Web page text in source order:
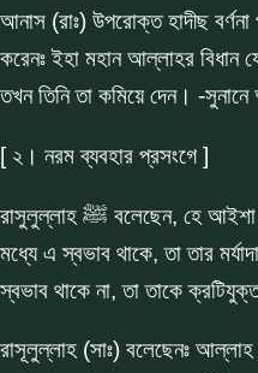
আনাস (রাঃ) উপরোক্ত হাদীছ
করেনঃ ইহা মহান আল্লাহর বিধান
তখন তিনি তা কমিয়ে দেন। -
[ ২। নরম ব্যবহার প্রসংগে ]
রাসুলুল্লাহ ﷺ বলেছেন, হে আইশা ! নরম ব্যবহার করবে। কেননা, যার
মধ্যে এ স্বভাব থাকে, তা তার
স্বভাব থাকে না, তা তাকে
রাসূলুল্লাহ (সাঃ) বলেছেনঃ আল্লাহ